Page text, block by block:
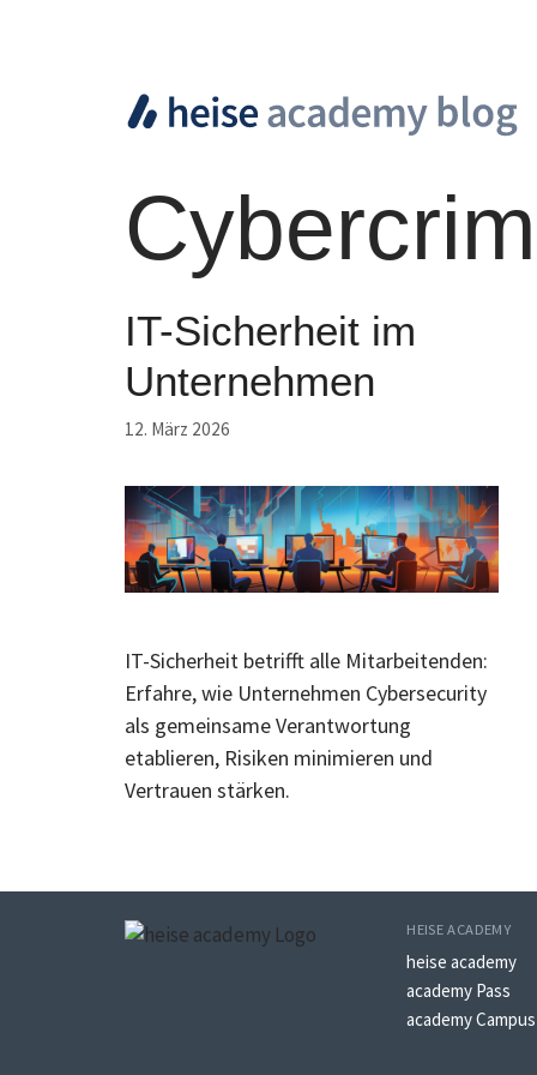
IT-Sicherheit im
Unternehmen
12. März 2026
IT-Sicherheit betrifft alle Mitarbeitenden:
Erfahre, wie Unternehmen Cybersecurity
als gemeinsame Verantwortung
etablieren, Risiken minimieren und
Vertrauen stärken.
HEISE ACADEMY
heise academy
academy Pass
academy Campus